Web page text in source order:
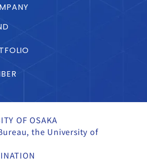
OF OSAKA
the University of